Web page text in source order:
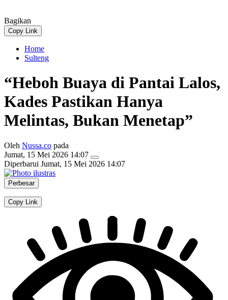
Bagikan
Copy Link
Home
Sulteng
“Heboh Buaya di Pantai Lalos,
Kades Pastikan Hanya
Melintas, Bukan Menetap”
Oleh Nussa.co pada
Jumat, 15 Mei 2026 14:07
Diperbarui Jumat, 15 Mei 2026 14:07
Perbesar
Copy Link